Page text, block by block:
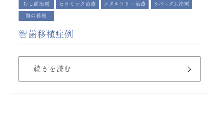
むし歯治療 セラミック治療 メタルフリー治療 ラバーダム治療
歯の移植
智歯移植症例
続きを読む